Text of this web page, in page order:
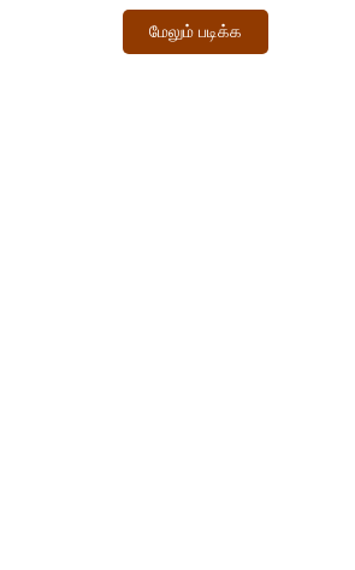
மேலும் படிக்க